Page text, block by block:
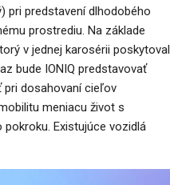
pri predstavení dlhodobého
prostrediu. Na základe
v jednej karosérii poskytoval
bude IONIQ predstavovať
pri dosahovaní cieľov
meniacu život s
Existujúce vozidlá
nesmieš vynechať!